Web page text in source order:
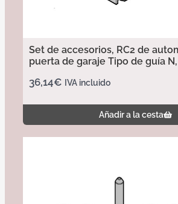
Set de accesorios, RC2 de
puerta de garaje Tipo de guía N,
36,14€ IVA incluido
Añadir a la cesta